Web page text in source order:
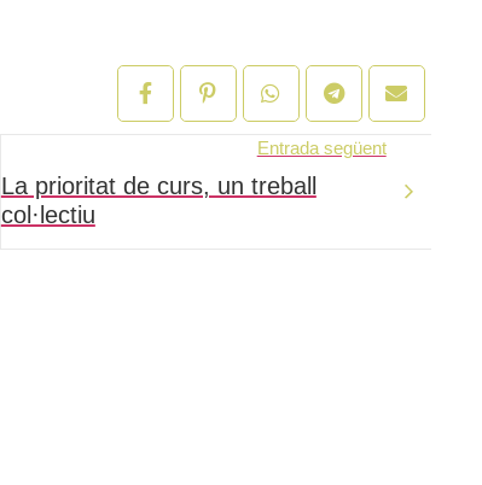
Entrada següent
La prioritat de curs, un treball
col·lectiu